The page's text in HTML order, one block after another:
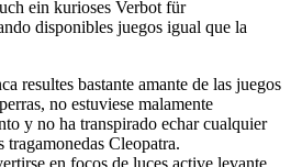
ein kurioses Verbot für
disponibles juegos igual que la
resultes bastante amante de las juegos
no estuviese malamente
y no ha transpirado echar cualquier
tragamonedas Cleopatra.
en focos de luces active levante